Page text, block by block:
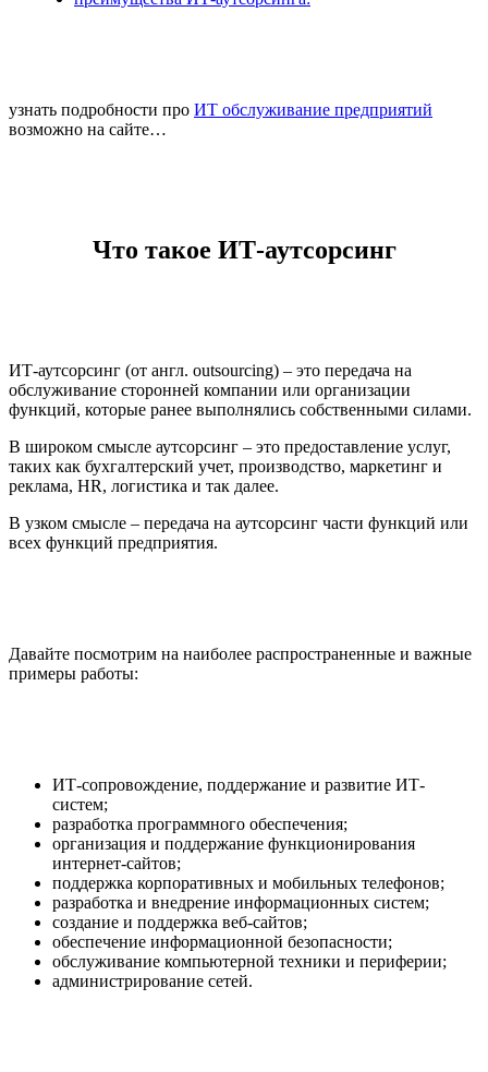
узнать подробности про ИТ обслуживание предприятий
возможно на сайте…
Что такое ИТ-аутсорсинг
ИТ-аутсорсинг (от англ. outsourcing) – это передача на
обслуживание сторонней компании или организации
функций, которые ранее выполнялись собственными силами.
В широком смысле аутсорсинг – это предоставление услуг,
таких как бухгалтерский учет, производство, маркетинг и
реклама, HR, логистика и так далее.
В узком смысле – передача на аутсорсинг части функций или
всех функций предприятия.
Давайте посмотрим на наиболее распространенные и важные
примеры работы:
ИТ-сопровождение, поддержание и развитие ИТ-
систем;
разработка программного обеспечения;
организация и поддержание функционирования
интернет-сайтов;
поддержка корпоративных и мобильных телефонов;
разработка и внедрение информационных систем;
создание и поддержка веб-сайтов;
обеспечение информационной безопасности;
обслуживание компьютерной техники и периферии;
администрирование сетей.